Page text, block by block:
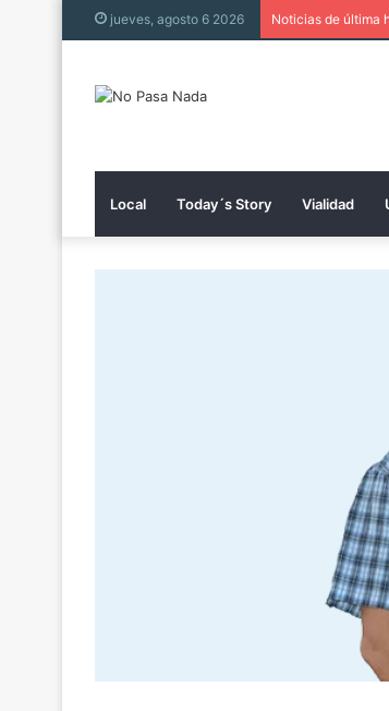
jueves, agosto 6 2026 Noticias de última
Local Today´s Story Vialidad